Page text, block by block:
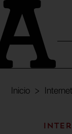
Inicio Internet